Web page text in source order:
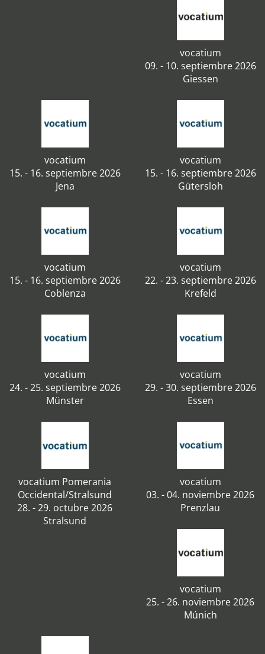
vocatium
09. - 10. septiembre 2026
Giessen
vocatium
15. - 16. septiembre 2026
Jena
vocatium
15. - 16. septiembre 2026
Gütersloh
vocatium
15. - 16. septiembre 2026
Coblenza
vocatium
22. - 23. septiembre 2026
Krefeld
vocatium
24. - 25. septiembre 2026
Münster
vocatium
29. - 30. septiembre 2026
Essen
vocatium Pomerania
Occidental/Stralsund
28. - 29. octubre 2026
Stralsund
vocatium
03. - 04. noviembre 2026
Prenzlau
vocatium
25. - 26. noviembre 2026
Múnich